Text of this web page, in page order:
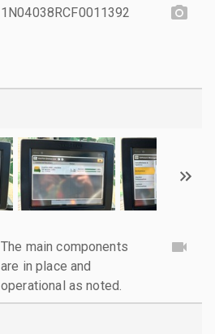
1N04038RCF0011392
The main components
are in place and
operational as noted.